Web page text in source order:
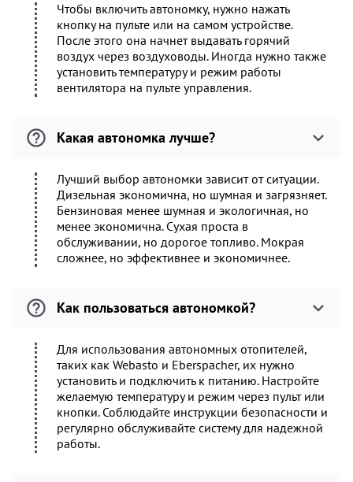
Чтобы включить автономку, нужно нажать
кнопку на пульте или на самом устройстве.
После этого она начнет выдавать горячий
воздух через воздуховоды. Иногда нужно также
установить температуру и режим работы
вентилятора на пульте управления.
Какая автономка лучше?
Лучший выбор автономки зависит от ситуации.
Дизельная экономична, но шумная и загрязняет.
Бензиновая менее шумная и экологичная, но
менее экономична. Сухая проста в
обслуживании, но дорогое топливо. Мокрая
сложнее, но эффективнее и экономичнее.
Как пользоваться автономкой?
Для использования автономных отопителей,
таких как Webasto и Eberspacher, их нужно
установить и подключить к питанию. Настройте
желаемую температуру и режим через пульт или
кнопки. Соблюдайте инструкции безопасности и
регулярно обслуживайте систему для надежной
работы.